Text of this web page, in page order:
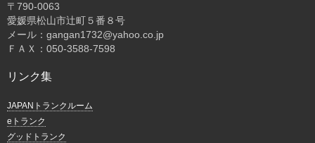
〒 790-0063
愛媛県松山市辻町５番８号
メール：gangan1732@yahoo.co.jp
ＦＡＸ：050-3588-7598
リンク集
JAPANトランクルーム
eトランク
グッドトランク